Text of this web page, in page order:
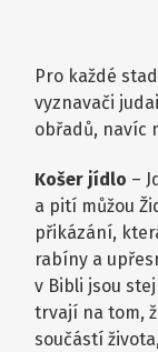
Pro každé
vyznavači
obřadů, navíc
Košer jídlo –
a pití můžou
přikázání,
rabíny a
v Bibli jsou
trvají na tom,
součástí